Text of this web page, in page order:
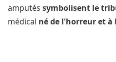
amputés symbolisent le
médical né de l'horreur et à